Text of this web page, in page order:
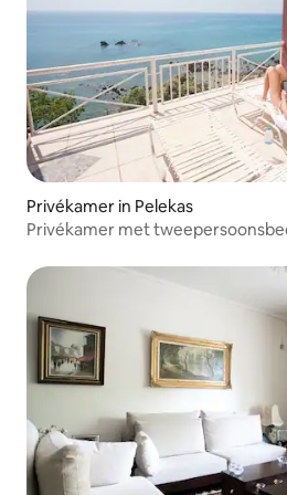
Privékamer in Pelekas
Privékamer met